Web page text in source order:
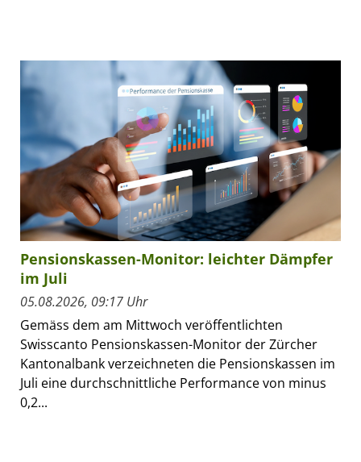
Pensionskassen-Monitor: leichter Dämpfer
im Juli
05.08.2026, 09:17 Uhr
Gemäss dem am Mittwoch veröffentlichten
Swisscanto Pensionskassen-Monitor der Zürcher
Kantonalbank verzeichneten die Pensionskassen im
Juli eine durchschnittliche Performance von minus
0,2...